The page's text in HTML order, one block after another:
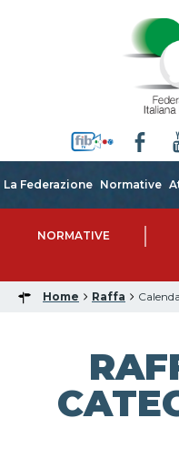
La Federazione Normative
NORMATIVE
Home Raffa